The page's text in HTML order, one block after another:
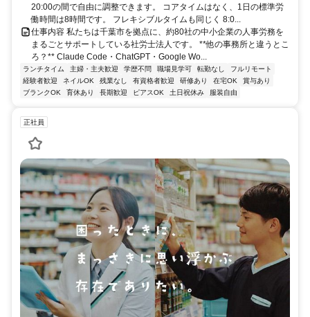
20:00の間で自由に調整できます。 コアタイムはなく、1日の標準労
働時間は8時間です。 フレキシブルタイムも同じく 8:0...
仕事内容 私たちは千葉市を拠点に、約80社の中小企業の人事労務を
まるごとサポートしている社労士法人です。 **他の事務所と違うとこ
ろ？** Claude Code・ChatGPT・Google Wo...
ランチタイム 主婦・主夫歓迎 学歴不問 職場見学可 転勤なし
フルリモート
経験者歓迎
ネイルOK 残業なし 有資格者歓迎 研修あり 在宅OK
賞与あり
ブランクOK
育休あり 長期歓迎 ピアスOK 土日祝休み 服装自由
正社員